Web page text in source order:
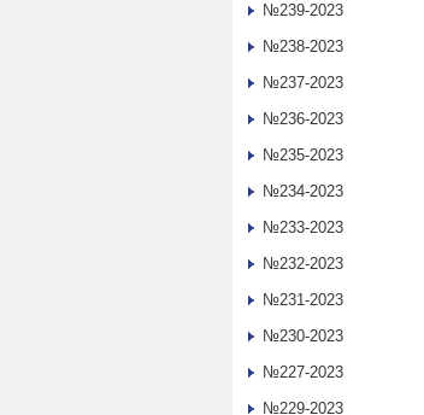
№239-2023
№238-2023
№237-2023
№236-2023
№235-2023
№234-2023
№233-2023
№232-2023
№231-2023
№230-2023
№227-2023
№229-2023